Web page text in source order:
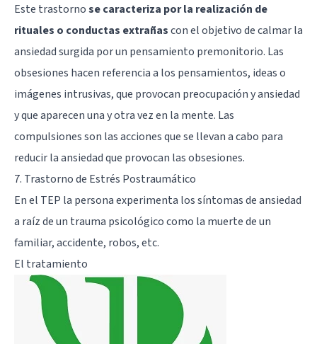
Este trastornose caracteriza por la realización de
rituales o conductas extrañascon el objetivo de calmar la
ansiedad surgida por un pensamiento premonitorio. Las
obsesiones hacen referencia a los pensamientos, ideas o
imágenes intrusivas, que provocan preocupación y ansiedad
y que aparecen una y otra vez en la mente. Las
compulsiones son las acciones que se llevan a cabo para
reducir la ansiedad que provocan las obsesiones.
7. Trastorno de Estrés Postraumático
En el TEP la persona experimenta los síntomas de ansiedad
a raíz de un trauma psicológico como la muerte de un
familiar, accidente, robos, etc.
El tratamiento